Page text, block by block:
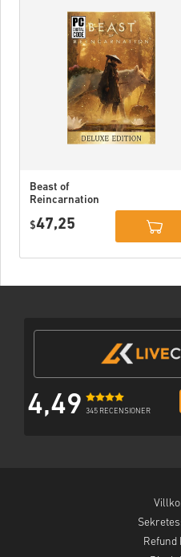
Beast of
Reincarnation
PC (STEAM)
$47,25
4,49 345 RECENSIONER
Refund